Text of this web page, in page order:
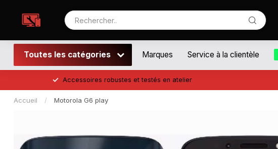
Toutes les catégories Marques Service à la clientèle
Accessoires robustes et testés en atelier
Accueil / Motorola G6 play